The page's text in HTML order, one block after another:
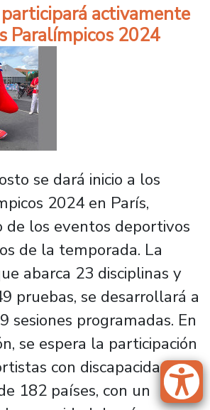
activamente
Paralímpicos 2024
se dará inicio a los
2024 en París,
de los eventos deportivos
de la temporada. La
abarca 23 disciplinas y
pruebas, se desarrollará a
sesiones programadas. En
se espera la participación
con discapacidad
182 países, con un